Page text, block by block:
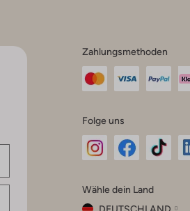
Zahlungsmethoden
Folge uns
Instagram
Facebook
TikTok
Wähle dein Land